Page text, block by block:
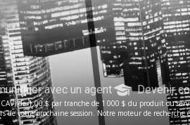
avec un agent Devenir
de 1,00 $ par tranche de 1 000 $ du produit ou
votre prochaine session. Notre moteur de